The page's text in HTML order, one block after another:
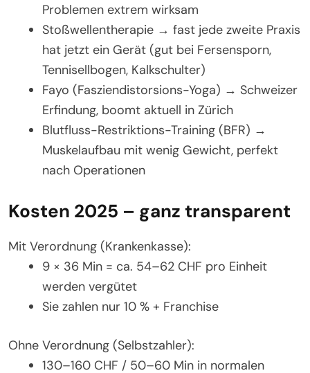
Problemen extrem wirksam
Stoßwellentherapie → fast jede zweite Praxis
hat jetzt ein Gerät (gut bei Fersensporn,
Tennisellbogen, Kalkschulter)
Fayo (Fasziendistorsions-Yoga) → Schweizer
Erfindung, boomt aktuell in Zürich
Blutfluss-Restriktions-Training (BFR) →
Muskelaufbau mit wenig Gewicht, perfekt
nach Operationen
Kosten 2025 – ganz transparent
Mit Verordnung (Krankenkasse):
9 × 36 Min = ca. 54–62 CHF pro Einheit
werden vergütet
Sie zahlen nur 10 % + Franchise
Ohne Verordnung (Selbstzahler):
130–160 CHF / 50–60 Min in normalen